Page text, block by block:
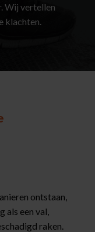
Wij vertellen
klachten.
ontstaan,
een val,
raken.